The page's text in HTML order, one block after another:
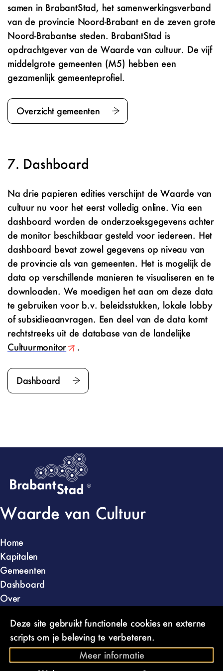
Deze site gebruikt functionele cookies en externe
scripts om je beleving te verbeteren.
Meer informatie
samen in BrabantStad, het samenwerkingsverband
van de provincie Noord-Brabant en de zeven grote
Noord-Brabantse steden. BrabantStad is
opdrachtgever van de Waarde van cultuur. De vijf
middelgrote gemeenten (M5) hebben een
gezamenlijk gemeenteprofiel.
Overzicht gemeenten
Dashboard
Na drie papieren edities verschijnt de Waarde van
cultuur nu voor het eerst volledig online. Via een
dashboard worden de onderzoeksgegevens achter
de monitor beschikbaar gesteld voor iedereen. Het
dashboard bevat zowel gegevens op niveau van
de provincie als van gemeenten. Het is mogelijk de
data op verschillende manieren te visualiseren en te
downloaden. We moedigen het aan om deze data
te gebruiken voor b.v. beleidsstukken, lokale lobby
of subsidieaanvragen. Een deel van de data komt
rechtstreeks uit de database van de landelijke
Cultuurmonitor
.
Dashboard
Waarde van Cultuur
Home
Kapitalen
Gemeenten
Dashboard
Over
Burgemeester Brokxlaan 1000
5041 SG Tilburg